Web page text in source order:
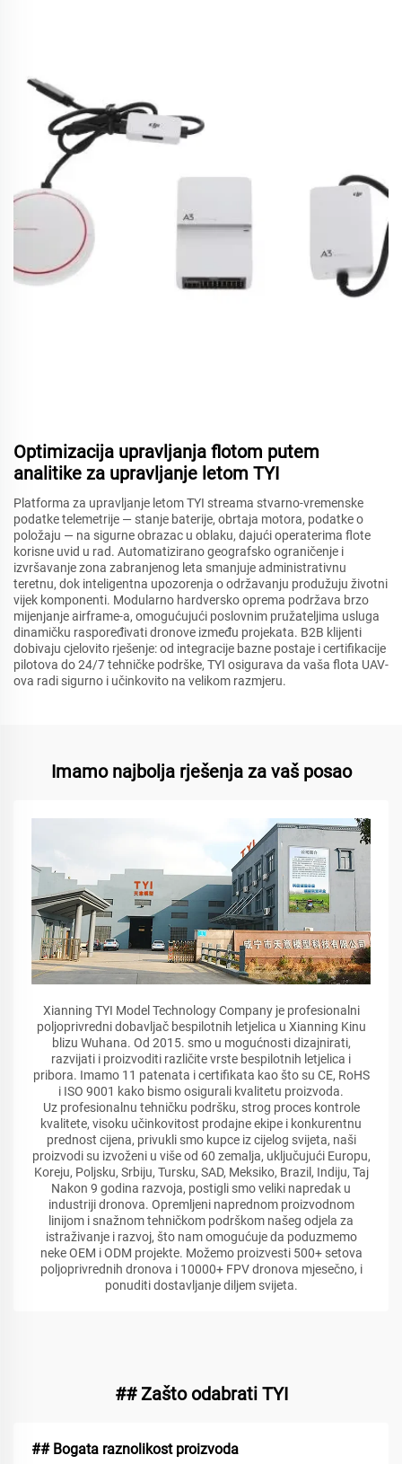
Optimizacija upravljanja flotom putem
analitike za upravljanje letom TYI
Platforma za upravljanje letom TYI streama stvarno-vremenske
podatke telemetrije — stanje baterije, obrtaja motora, podatke o
položaju — na sigurne obrazac u oblaku, dajući operaterima flote
korisne uvid u rad. Automatizirano geografsko ograničenje i
izvršavanje zona zabranjenog leta smanjuje administrativnu
teretnu, dok inteligentna upozorenja o održavanju produžuju životni
vijek komponenti. Modularno hardversko oprema podržava brzo
mijenjanje airframe-a, omogućujući poslovnim pružateljima usluga
dinamičku raspoređivati dronove između projekata. B2B klijenti
dobivaju cjelovito rješenje: od integracije bazne postaje i certifikacije
pilotova do 24/7 tehničke podrške, TYI osigurava da vaša flota UAV-
ova radi sigurno i učinkovito na velikom razmjeru.
Imamo najbolja rješenja za vaš posao
Xianning TYI Model Technology Company je profesionalni
poljoprivredni dobavljač bespilotnih letjelica u Xianning Kinu
blizu Wuhana. Od 2015. smo u mogućnosti dizajnirati,
razvijati i proizvoditi različite vrste bespilotnih letjelica i
pribora. Imamo 11 patenata i certifikata kao što su CE, RoHS
i ISO 9001 kako bismo osigurali kvalitetu proizvoda.
Uz profesionalnu tehničku podršku, strog proces kontrole
kvalitete, visoku učinkovitost prodajne ekipe i konkurentnu
prednost cijena, privukli smo kupce iz cijelog svijeta, naši
proizvodi su izvoženi u više od 60 zemalja, uključujući Europu,
Koreju, Poljsku, Srbiju, Tursku, SAD, Meksiko, Brazil, Indiju, Taj
Nakon 9 godina razvoja, postigli smo veliki napredak u
industriji dronova. Opremljeni naprednom proizvodnom
linijom i snažnom tehničkom podrškom našeg odjela za
istraživanje i razvoj, što nam omogućuje da poduzmemo
neke OEM i ODM projekte. Možemo proizvesti 500+ setova
poljoprivrednih dronova i 10000+ FPV dronova mjesečno, i
ponuditi dostavljanje diljem svijeta.
## Zašto odabrati TYI
## Bogata raznolikost proizvoda